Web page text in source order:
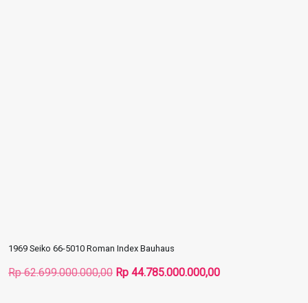
1969 Seiko 66-5010 Roman Index Bauhaus
Rp62.699.000.000,00 Harga
Rp 44.785.000.000,00Harga